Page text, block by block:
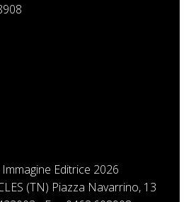
Editrice 2026
(TN) Piazza Navarrino, 13